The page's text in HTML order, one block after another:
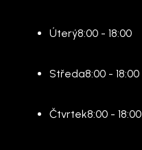
Úterý8:00 - 18:00
Středa8:00 - 18:00
Čtvrtek8:00 - 18:00